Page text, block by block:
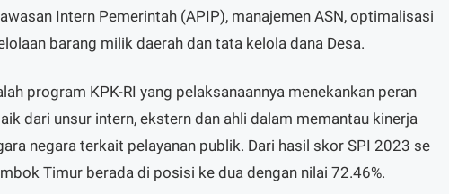
Intern Pemerintah (APIP), manajemen ASN, optimalisasi
barang milik daerah dan tata kelola dana Desa.
program KPK-RI yang pelaksanaannya menekankan peran
dari unsur intern, ekstern dan ahli dalam memantau kinerja
negara terkait pelayanan publik. Dari hasil skor SPI 2023 se
Timur berada di posisi ke dua dengan nilai 72.46%.